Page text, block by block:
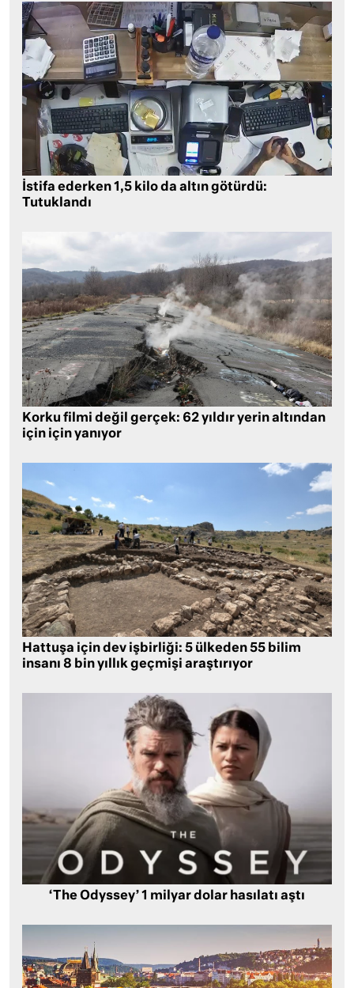
İstifa ederken 1,5 kilo da altın götürdü:
Tutuklandı
Korku filmi değil gerçek: 62 yıldır yerin altından
için için yanıyor
Hattuşa için dev işbirliği: 5 ülkeden 55 bilim
insanı 8 bin yıllık geçmişi araştırıyor
‘The Odyssey’ 1 milyar dolar hasılatı aştı